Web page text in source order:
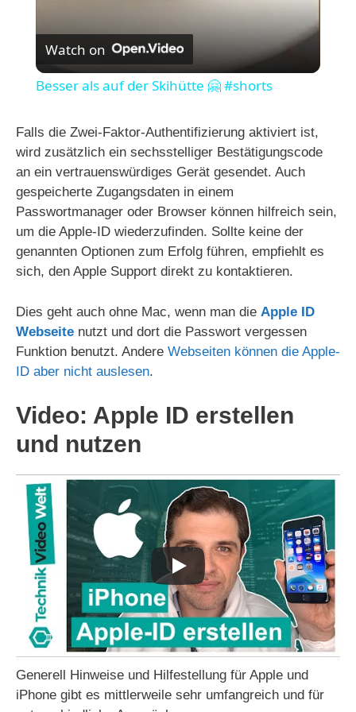
V
i
d
e
o
Watch on
Besser als auf der Skihütte 🤗 #shorts
Falls die Zwei-Faktor-Authentifizierung aktiviert ist,
wird zusätzlich ein sechsstelliger Bestätigungscode
an ein vertrauenswürdiges Gerät gesendet. Auch
gespeicherte Zugangsdaten in einem
Passwortmanager oder Browser können hilfreich sein,
um die Apple-ID wiederzufinden. Sollte keine der
genannten Optionen zum Erfolg führen, empfiehlt es
sich, den Apple Support direkt zu kontaktieren.
Dies geht auch ohne Mac, wenn man die Apple ID
Webseite nutzt und dort die Passwort vergessen
Funktion benutzt. Andere Webseiten können die Apple-
ID aber nicht auslesen.
Video: Apple ID erstellen
und nutzen
Generell Hinweise und Hilfestellung für Apple und
iPhone gibt es mittlerweile sehr umfangreich und für